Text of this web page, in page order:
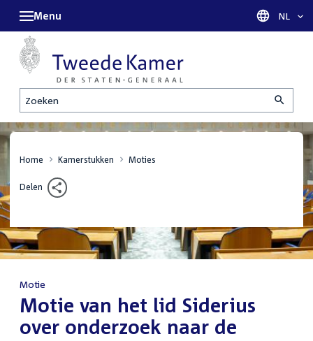
Zoeken
Menu Taal
NL
Home Kamerstukken Moties
Delen
Motie
:Motie van het lid Siderius
over onderzoek naar de